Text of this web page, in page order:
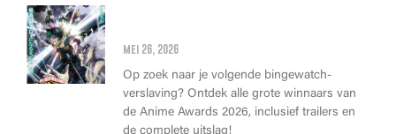
mei 26, 2026
Op zoek naar je volgende bingewatch-
verslaving? Ontdek alle grote winnaars van
de Anime Awards 2026, inclusief trailers en
de complete uitslag!